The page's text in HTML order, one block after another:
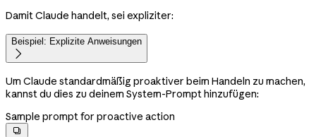
Damit Claude handelt, sei expliziter:
Beispiel: Explizite Anweisungen

Um Claude standardmäßig proaktiver beim Handeln zu machen,
kannst du dies zu deinem System-Prompt hinzufügen:
Sample prompt for proactive action
